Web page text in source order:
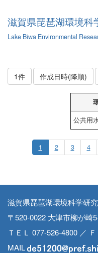
滋賀県琵琶湖環境科
Lake Biwa Environmental
1件 作成日時(降順)
公共用
1 2 3 4
滋賀県琵琶湖環境科学研
〒520-0022 大津市柳が崎
ＴＥＬ 077-526-4800 ／
MAIL